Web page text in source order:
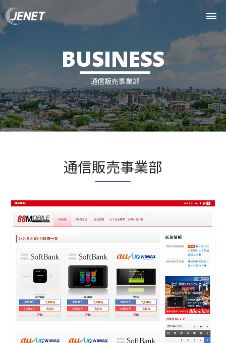
BUSINESS
通信販売事業部
通信販売事業部